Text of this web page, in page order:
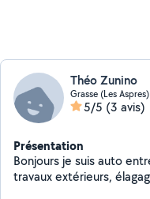
Théo Zunino
Grasse (Les Aspres)
5/5 (3 avis)
Présentation
Bonjours je suis auto
travaux extérieurs,